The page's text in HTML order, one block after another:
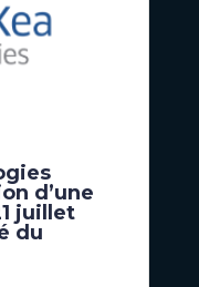
d’une
juillet
du